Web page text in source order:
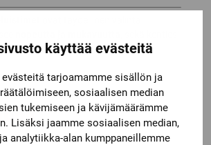
käyttää evästeitä
evästeitä tarjoamamme sisällön ja
sosiaalisen median
tukemiseen ja kävijämäärämme
Lisäksi jaamme sosiaalisen median,
analytiikka-alan kumppaneillemme
pro-tason luistimeen